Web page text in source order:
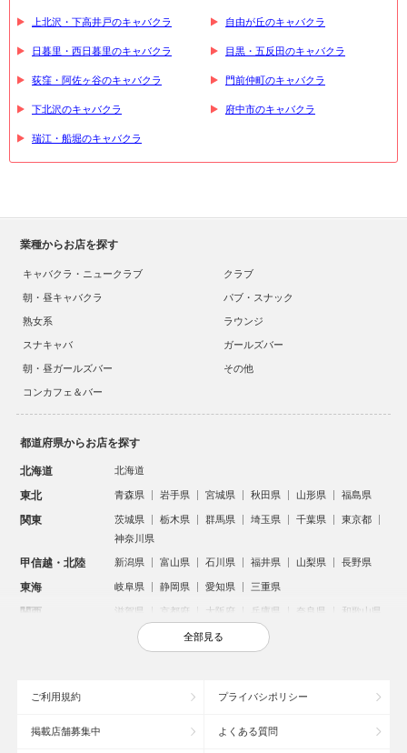
上北沢・下高井戸のキャバクラ 自由が丘のキャバクラ
日暮里・西日暮里のキャバクラ 目黒・五反田のキャバクラ
荻窪・阿佐ヶ谷のキャバクラ 門前仲町のキャバクラ
下北沢のキャバクラ 府中市のキャバクラ
瑞江・船堀のキャバクラ
業種からお店を探す
キャバクラ・ニュークラブ
クラブ
朝・昼キャバクラ
パブ・スナック
熟女系
ラウンジ
スナキャバ
ガールズバー
朝・昼ガールズバー
その他
コンカフェ＆バー
都道府県からお店を探す
北海道 北海道
東北 青森県 岩手県 宮城県 秋田県 山形県 福島県
関東 茨城県 栃木県 群馬県 埼玉県 千葉県
東京都
神奈川県
甲信越・北陸 新潟県 富山県 石川県 福井県 山梨県 長野県
東海 岐阜県 静岡県 愛知県 三重県
関西 滋賀県 京都府 大阪府 兵庫県 奈良県 和歌山県
鳥取県 島根県 岡山県 広島県
沖縄県
全部見る
ご利用規約 プライバシポリシー
掲載店舗募集中 よくある質問